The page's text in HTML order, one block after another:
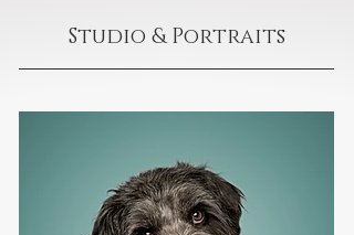
Studio & Portraits